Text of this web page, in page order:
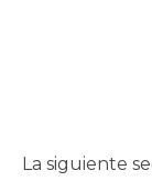
La siguiente